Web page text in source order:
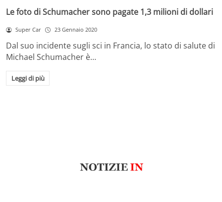
Le foto di Schumacher sono pagate 1,3 milioni di dollari
Super Car 23 Gennaio 2020
Dal suo incidente sugli sci in Francia, lo stato di salute di
Michael Schumacher è…
Leggi di più